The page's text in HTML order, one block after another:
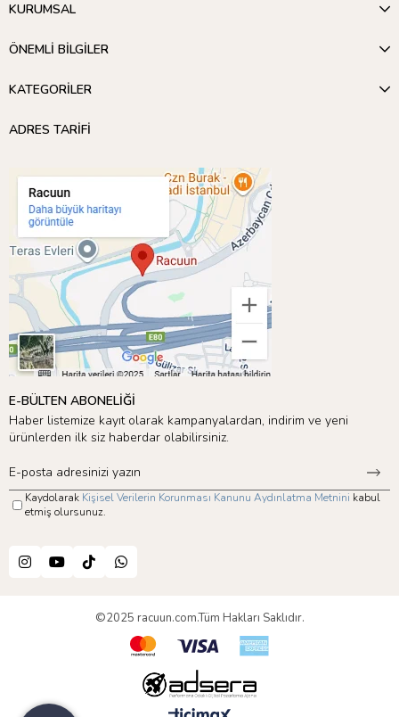
KURUMSAL
ÖNEMLİ BİLGİLER
KATEGORİLER
ADRES TARİFİ
E-BÜLTEN ABONELİĞİ
Haber listemize kayıt olarak kampanyalardan, indirim ve yeni
ürünlerden ilk siz haberdar olabilirsiniz.
Kaydolarak Kişisel Verilerin Korunması Kanunu Aydınlatma Metnini kabul
etmiş olursunuz.
©2025 racuun.com.Tüm Hakları Saklıdır.